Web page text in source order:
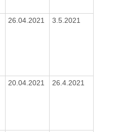
26.04.2021 3.5.2021
20.04.2021 26.4.2021